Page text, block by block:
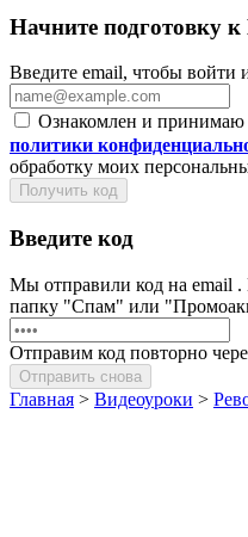
Начните подготовку
Введите email, чтобы войти
Ознакомлен и принимаю
политики
обработку моих
Получить код
Введите код
Мы отправили код на email .
папку "Спам" или
Отправим код повторно
Отправить снова
Главная > Видеоуроки >